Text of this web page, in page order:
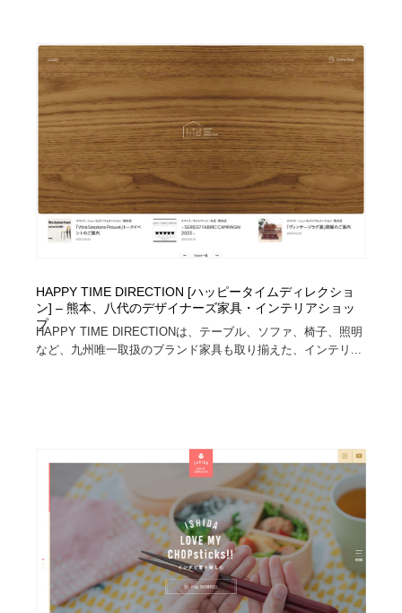
HAPPY TIME DIRECTION [ハッピータイムディレクショ
ン] – 熊本、八代のデザイナーズ家具・インテリアショッ
プ
HAPPY TIME DIRECTIONは、テーブル、ソファ、椅子、照明
など、九州唯一取扱のブランド家具も取り揃えた、インテリ...